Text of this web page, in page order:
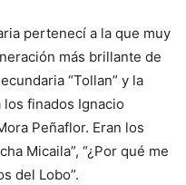
pertenecí a la que muy
más brillante de
“Tollan” y la
finados Ignacio
Peñaflor. Eran los
Micaila”, “¿Por qué me
del Lobo”.